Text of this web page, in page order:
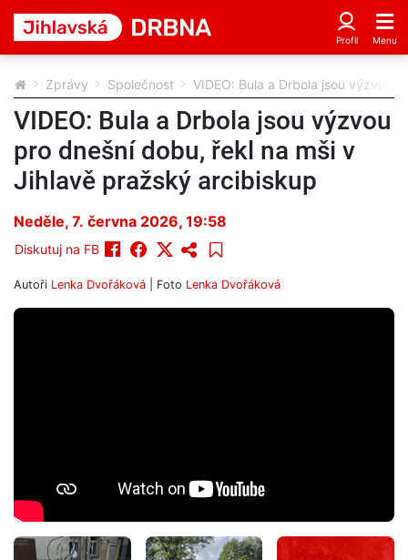
Zprávy Společnost VIDEO: Bula a Drbola jsou výzvou
VIDEO: Bula a Drbola jsou výzvou
pro dnešní dobu, řekl na mši v
Jihlavě pražský arcibiskup
Neděle, 7. června 2026, 19:58
Diskutuj na FB
Autoři Lenka Dvořáková | Foto Lenka Dvořáková